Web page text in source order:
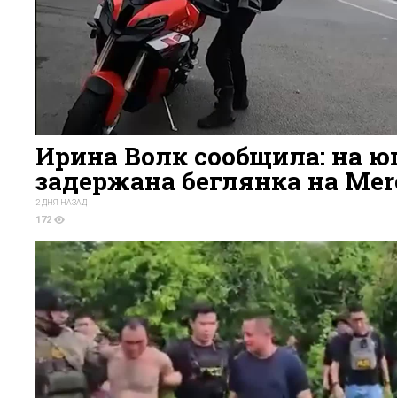
Ирина Волк сообщила: на
задержана беглянка на
2 ДНЯ НАЗАД
172